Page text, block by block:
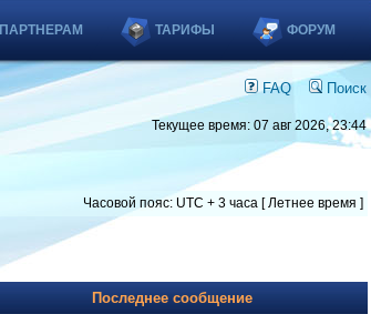
ПАРТНЕРАМ ТАРИФЫ ФОРУМ
FAQ Поиск
Текущее время: 07 авг 2026, 23:44
Часовой пояс: UTC + 3 часа [ Летнее время ]
Последнее сообщение